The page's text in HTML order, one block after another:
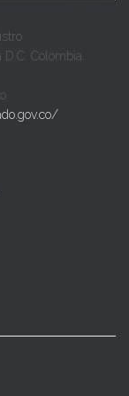
Colombia.